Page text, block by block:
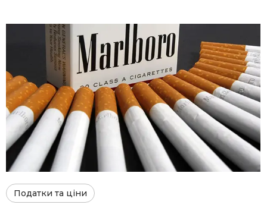
Податки та ціни